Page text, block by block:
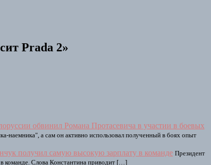
Prada 2»
обвинил Романа Протасевича в участии в боевых
наемника", а сам он активно использовал полученный в боях опыт
получил самую высокую зарплату в команде Президент
команде. Слова Константина приводит […]